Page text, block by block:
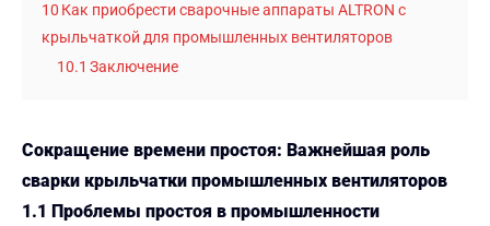
10 Как приобрести сварочные аппараты ALTRON с
крыльчаткой для промышленных вентиляторов
10.1 Заключение
Сокращение времени простоя: Важнейшая роль
сварки крыльчатки промышленных вентиляторов
1.1 Проблемы простоя в промышленности